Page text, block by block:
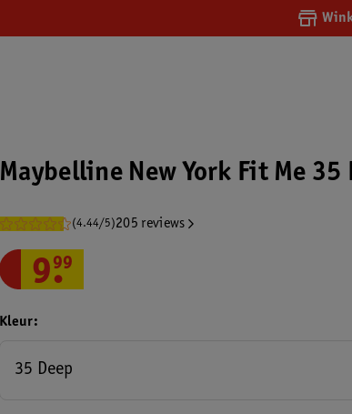
Maybelline New York Fit Me 35
(4.44/5)205 reviews
9.
99
Kleur
35 Deep